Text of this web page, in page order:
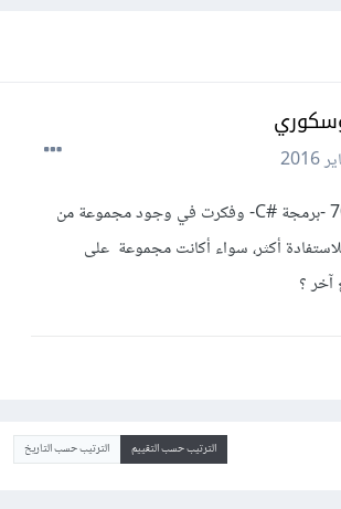
أريد دراسة 483-70 -برمجة #C- وفكرت في وجود مجموعة من
أكثر، سواء أكانت مجموعة على
؟
الترتيب حسب التقييم الترتيب حسب التاريخ